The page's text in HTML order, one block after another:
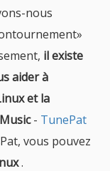
nous
il existe
aider à
et la
- TunePat
vous pouvez
.